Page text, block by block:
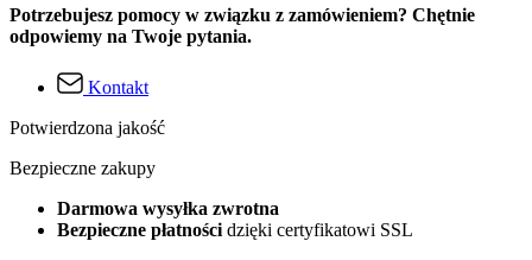
Potrzebujesz pomocy w związku z zamówieniem? Chętnie
odpowiemy na Twoje pytania.
Kontakt
Potwierdzona jakość
Bezpieczne zakupy
Darmowa wysyłka zwrotna
Bezpieczne płatności dzięki certyfikatowi SSL